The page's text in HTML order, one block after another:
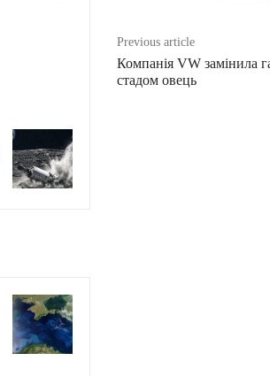
Previous article
Компанія VW замінила
стадом овець